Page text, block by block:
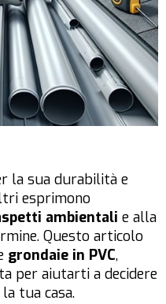
la sua durabilità e
esprimono
ambientali e alla
Questo articolo
grondaie in PVC,
per aiutarti a decidere
tua casa.